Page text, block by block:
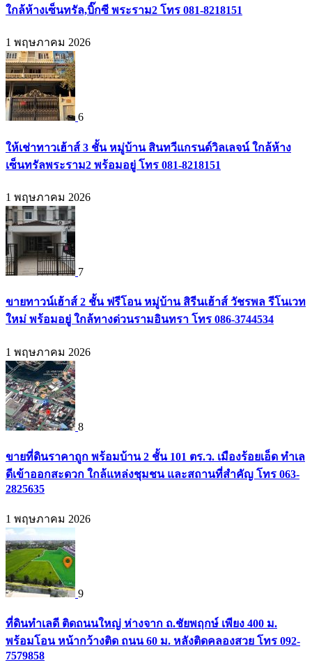
ใกล้ห้างเซ็นทรัล,บิ๊กซี พระราม2 โทร 081-8218151
1 พฤษภาคม 2026
6
ให้เช่าทาวเฮ้าส์ 3 ชั้น หมู่บ้าน สินทวีแกรนด์วิลเลจน์ ใกล้ห้าง
เซ็นทรัลพระราม2 พร้อมอยู่ โทร 081-8218151
1 พฤษภาคม 2026
7
ขายทาวน์เฮ้าส์ 2 ชั้น ฟรีโอน หมู่บ้าน สิรีนเฮ้าส์ วัชรพล รีโนเวท
ใหม่ พร้อมอยู่ ใกล้ทางด่วนรามอินทรา โทร 086-3744534
1 พฤษภาคม 2026
8
ขายที่ดินราคาถูก พร้อมบ้าน 2 ชั้น 101 ตร.ว. เมืองร้อยเอ็ด ทำเล
ดีเข้าออกสะดวก ใกล้แหล่งชุมชน และสถานที่สำคัญ โทร 063-
2825635
1 พฤษภาคม 2026
9
ที่ดินทำเลดี ติดถนนใหญ่ ห่างจาก ถ.ชัยพฤกษ์ เพียง 400 ม.
พร้อมโอน หน้ากว้างติด ถนน 60 ม. หลังติดคลองสวย โทร 092-
7579858